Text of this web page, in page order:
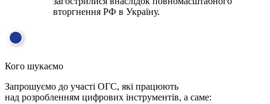
вторгнення РФ в Україну.
Кого шукаємо
Запрошуємо до участі ОГС, які працюють
над розробленням цифрових інструментів, а саме: